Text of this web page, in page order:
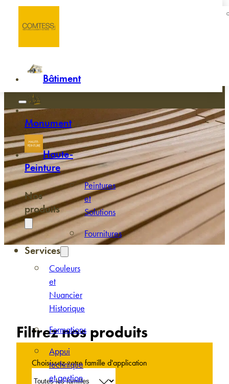
Passer au contenu principal
Bâtiment
Monument
Haute-
Peinture
Nos
produits
Peintures
et
Solutions
Fournitures
Services
Couleurs
et
Nuancier
Historique
Formations
Appui
technique
et gestion
Mobilier intérieur
Filtrez nos produits
Choisissez votre famille d'application